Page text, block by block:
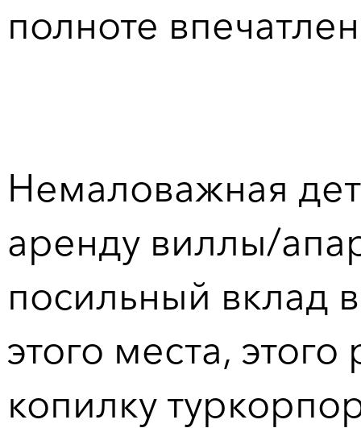
полноте
Немаловажная
аренду виллы/
посильный вклад
этого места,
копилку